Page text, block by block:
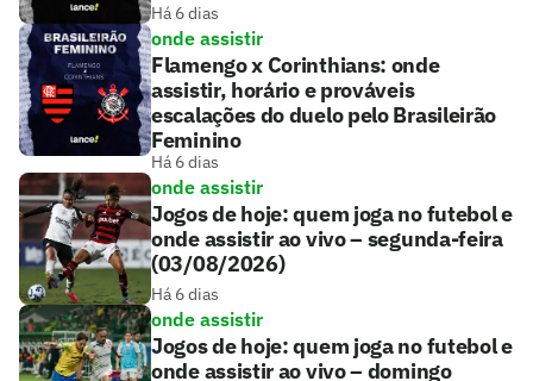
Há 6 dias
onde assistir
Flamengo x Corinthians: onde
assistir, horário e prováveis
escalações do duelo pelo Brasileirão
Feminino
Há 6 dias
onde assistir
Jogos de hoje: quem joga no futebol e
onde assistir ao vivo – segunda-feira
(03/08/2026)
Há 6 dias
onde assistir
Jogos de hoje: quem joga no futebol e
onde assistir ao vivo – domingo